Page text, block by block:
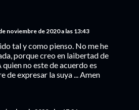
noviembre de 2020 a las 13:43
tal y como pienso. No me he
porque creo en laibertad de
quien no este de acuerdo es
de expresar la suya ... Amen